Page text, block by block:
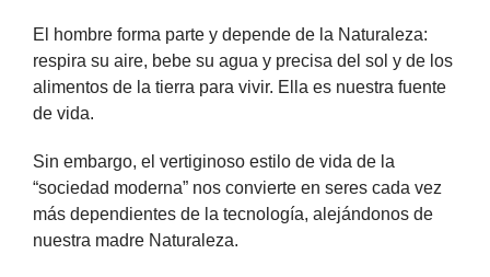
El hombre forma parte y depende de la Naturaleza:
respira su aire, bebe su agua y precisa del sol y de los
alimentos de la tierra para vivir. Ella es nuestra fuente
de vida.
Sin embargo, el vertiginoso estilo de vida de la
“sociedad moderna” nos convierte en seres cada vez
más dependientes de la tecnología, alejándonos de
nuestra madre Naturaleza.